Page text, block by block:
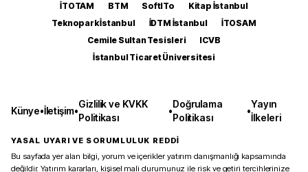
İTOTAM BTM SoftITo
Kitap İstanbul
Teknopark İstanbul
İDTM İstanbul
İTOSAM
Cemile Sultan Tesisleri
ICVB
İstanbul Ticaret Üniversitesi
Künye•İletişim•
Gizlilik ve KVKK
Politikası
•
Doğrulama
Politikası
•
Yayın
İlkeleri
YASAL UYARI VE SORUMLULUK REDDİ
Bu sayfada yer alan bilgi, yorum ve içerikler yatırım danışmanlığı kapsamında
değildir. Yatırım kararları, kişisel mali durumunuz ile risk ve getiri tercihlerinize